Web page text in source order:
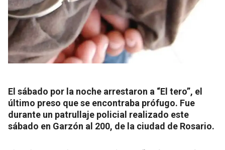
El sábado por la noche arrestaron a “El tero”, el
último preso que se encontraba prófugo. Fue
durante un patrullaje policial realizado este
sábado en Garzón al 200, de la ciudad de Rosario.